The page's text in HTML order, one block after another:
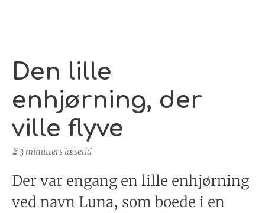
Den lille
enhjørning, der
ville flyve
⏳ 3 minutters læsetid
Der var engang en lille enhjørning
ved navn Luna, som boede i en